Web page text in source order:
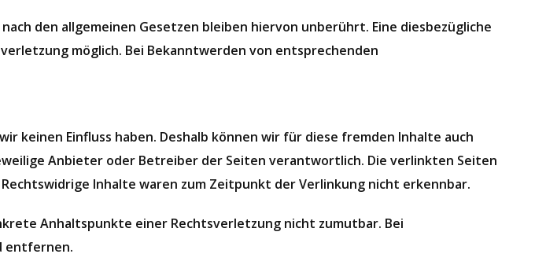
den allgemeinen Gesetzen bleiben hiervon unberührt. Eine diesbezügliche
möglich. Bei Bekanntwerden von entsprechenden
Einfluss haben. Deshalb können wir für diese fremden Inhalte auch
Anbieter oder Betreiber der Seiten verantwortlich. Die verlinkten Seiten
Inhalte waren zum Zeitpunkt der Verlinkung nicht erkennbar.
Anhaltspunkte einer Rechtsverletzung nicht zumutbar. Bei
entfernen.